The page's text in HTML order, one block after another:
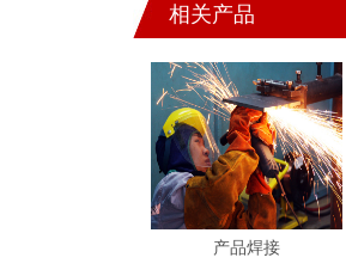
相关产品
产品焊接